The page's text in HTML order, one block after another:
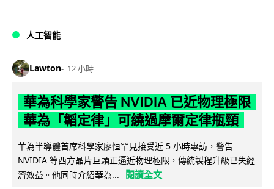
人工智能
Lawton 12 小時
華為科學家警告 NVIDIA 已近物理極限
華為「韜定律」可繞過摩爾定律瓶頸
華為半導體首席科學家廖恒罕見接受近 5 小時專訪，警告
NVIDIA 等西方晶片巨頭正逼近物理極限，傳統製程升級已失經
濟效益。他同時介紹華為...
閱讀全文